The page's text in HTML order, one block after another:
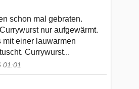
schon mal gebraten.
nur aufgewärmt.
mit einer lauwarmen
Currywurst...
01:01